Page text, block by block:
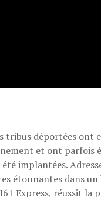
tribus déportées ont
et ont parfois
implantées.
étonnantes dans
Express, réussit la